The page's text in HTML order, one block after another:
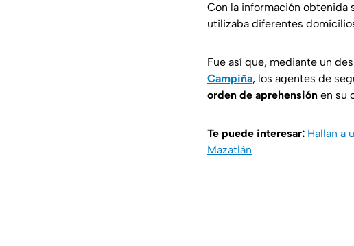
Con la información obtenida
utilizaba diferentes
Fue así que, mediante un
Campiña, los agentes de
orden de aprehensión en su
Te puede interesar: Hallan a
Mazatlán